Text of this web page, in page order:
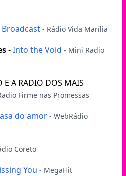
Broadcast - Rádio Vida Marília
-Into the Void - Mini Radio
E A RADIO DOS MAIS
Firme nas Promessas
do amor - WebRádio
Coreto
You - MegaHit